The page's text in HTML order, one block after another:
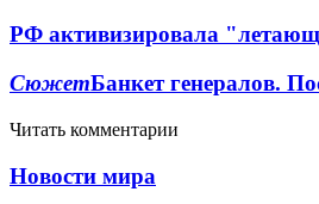
РФ активизировала
СюжетБанкет генералов.
Читать комментарии
Новости мира